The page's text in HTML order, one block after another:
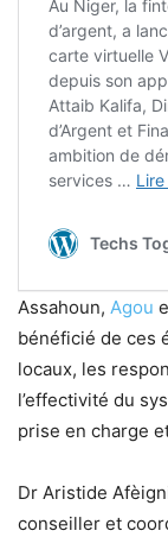
Assahoun, Agou
bénéficié de ces
locaux, les
l’effectivité du
prise en charge
Dr Aristide
conseiller et